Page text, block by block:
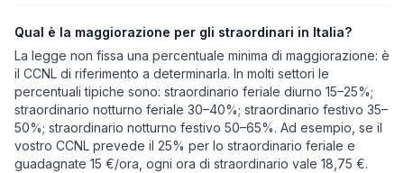
Qual è la maggiorazione per gli straordinari in Italia?
La legge non fissa una percentuale minima di maggiorazione: è
il CCNL di riferimento a determinarla. In molti settori le
percentuali tipiche sono: straordinario feriale diurno 15–25%;
straordinario notturno feriale 30–40%; straordinario festivo 35–
50%; straordinario notturno festivo 50–65%. Ad esempio, se il
vostro CCNL prevede il 25% per lo straordinario feriale e
guadagnate 15 €/ora, ogni ora di straordinario vale 18,75 €.